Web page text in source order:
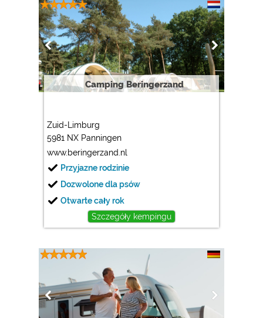
Camping Beringerzand
Zuid-Limburg
5981 NX Panningen
www.beringerzand.nl
Przyjazne rodzinie
Dozwolone dla psów
Otwarte cały rok
Szczegóły kempingu